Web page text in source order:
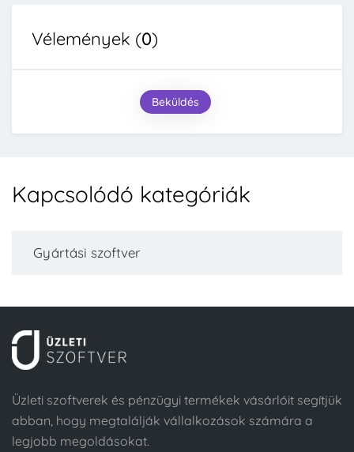
Vélemények (0)
Beküldés
Kapcsolódó kategóriák
Gyártási szoftver
Üzleti szoftverek és pénzügyi termékek vásárlóit segítjük
abban, hogy megtalálják vállalkozások számára a
legjobb megoldásokat.